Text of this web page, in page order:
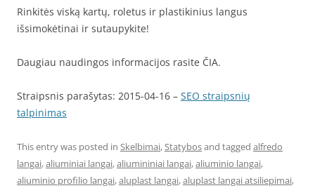
Rinkitės viską kartų, roletus ir plastikinius langus
išsimokėtinai ir sutaupykite!
Daugiau naudingos informacijos rasite ČIA.
Straipsnis parašytas: 2015-04-16 – SEO straipsnių
talpinimas
This entry was posted in Skelbimai,Statybosand tagged alfredo
langai,aliuminiai langai,aliumininiai langai,aliuminio langai,
aliuminio profilio langai,aluplast langai,aluplast langai atsiliepimai,